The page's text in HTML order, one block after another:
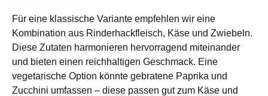
Für eine klassische Variante empfehlen wir eine
Kombination aus Rinderhackfleisch, Käse und Zwiebeln.
Diese Zutaten harmonieren hervorragend miteinander
und bieten einen reichhaltigen Geschmack. Eine
vegetarische Option könnte gebratene Paprika und
Zucchini umfassen – diese passen gut zum Käse und